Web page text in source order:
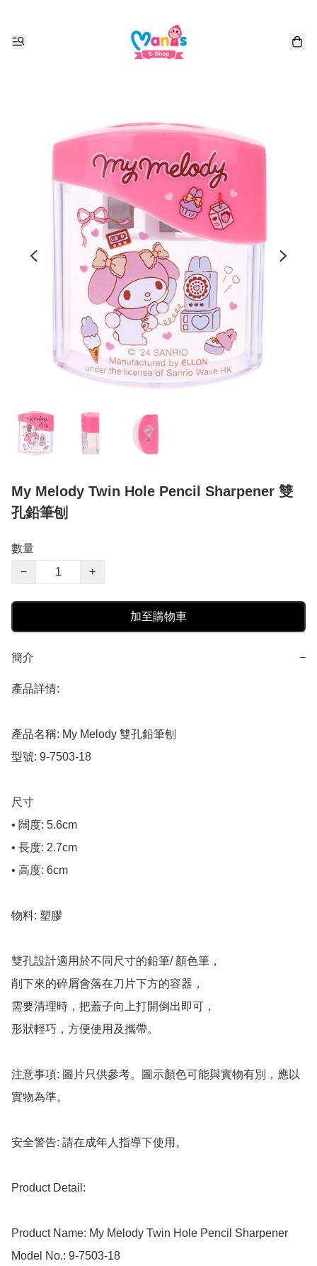
My Melody Twin Hole Pencil Sharpener 雙
孔鉛筆刨
數量
−
+
加至購物車
簡介 −
產品詳情:
產品名稱: My Melody 雙孔鉛筆刨
型號: 9-7503-18
尺寸
• 闊度: 5.6cm
• 長度: 2.7cm
• 高度: 6cm
物料: 塑膠
雙孔設計適用於不同尺寸的鉛筆/ 顏色筆，
削下來的碎屑會落在刀片下方的容器，
需要清理時，把蓋子向上打開倒出即可，
形狀輕巧，方便使用及攜帶。
注意事項: 圖片只供參考。圖示顏色可能與實物有別，應以
實物為準。
安全警告: 請在成年人指導下使用。
Product Detail:
Product Name: My Melody Twin Hole Pencil Sharpener
Model No.: 9-7503-18